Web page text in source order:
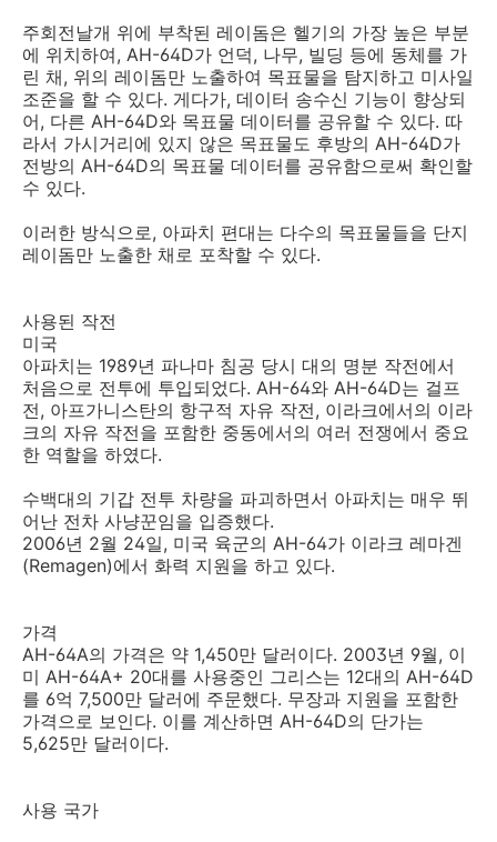
주회전날개 위에 부착된 레이돔은 헬기의 가장 높은 부분
에 위치하여, AH-64D가 언덕, 나무, 빌딩 등에 동체를 가
린 채, 위의 레이돔만 노출하여 목표물을 탐지하고 미사일
조준을 할 수 있다. 게다가, 데이터 송수신 기능이 향상되
어, 다른 AH-64D와 목표물 데이터를 공유할 수 있다. 따
라서 가시거리에 있지 않은 목표물도 후방의 AH-64D가
전방의 AH-64D의 목표물 데이터를 공유함으로써 확인할
수 있다.
이러한 방식으로, 아파치 편대는 다수의 목표물들을 단지
레이돔만 노출한 채로 포착할 수 있다.
사용된 작전
미국
아파치는 1989년 파나마 침공 당시 대의 명분 작전에서
처음으로 전투에 투입되었다. AH-64와 AH-64D는 걸프
전, 아프가니스탄의 항구적 자유 작전, 이라크에서의 이라
크의 자유 작전을 포함한 중동에서의 여러 전쟁에서 중요
한 역할을 하였다.
수백대의 기갑 전투 차량을 파괴하면서 아파치는 매우 뛰
어난 전차 사냥꾼임을 입증했다.
2006년 2월 24일, 미국 육군의 AH-64가 이라크 레마겐
(Remagen)에서 화력 지원을 하고 있다.
가격
AH-64A의 가격은 약 1,450만 달러이다. 2003년 9월, 이
미 AH-64A+ 20대를 사용중인 그리스는 12대의 AH-64D
를 6억 7,500만 달러에 주문했다. 무장과 지원을 포함한
가격으로 보인다. 이를 계산하면 AH-64D의 단가는
5,625만 달러이다.
사용 국가